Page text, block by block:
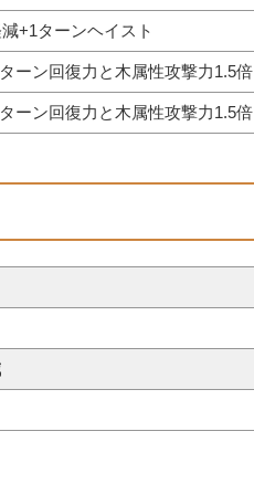
+1ターンヘイスト
ーン回復力と木属性攻撃力1.5倍
ーン回復力と木属性攻撃力1.5倍